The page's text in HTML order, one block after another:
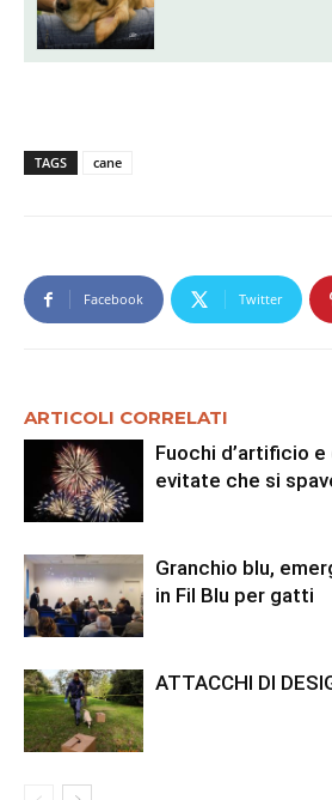
TAGS cane
Facebook Twitter
ARTICOLI CORRELATI
Fuochi d’artificio
evitate che si
Granchio blu,
in Fil Blu per gatti
ATTACCHI DI